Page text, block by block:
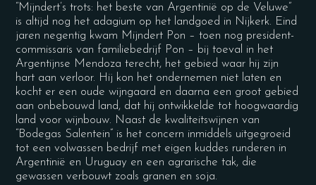
“Mijndert’s trots: het beste van Argentinië op de Veluwe”
is altijd nog het adagium op het landgoed in Nijkerk. Eind
jaren negentig kwam Mijndert Pon – toen nog president-
commissaris van familiebedrijf Pon – bij toeval in het
Argentijnse Mendoza terecht, het gebied waar hij zijn
hart aan verloor. Hij kon het ondernemen niet laten en
kocht er een oude wijngaard en daarna een groot gebied
aan onbebouwd land, dat hij ontwikkelde tot hoogwaardig
land voor wijnbouw. Naast de kwaliteitswijnen van
“Bodegas Salentein” is het concern inmiddels uitgegroeid
tot een volwassen bedrijf met eigen kuddes runderen in
Argentinië en Uruguay en een agrarische tak, die
gewassen verbouwt zoals granen en soja.